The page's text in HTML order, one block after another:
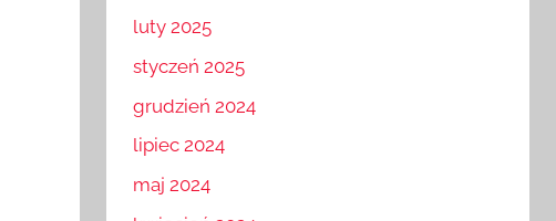
luty 2025
styczeń 2025
grudzień 2024
lipiec 2024
maj 2024